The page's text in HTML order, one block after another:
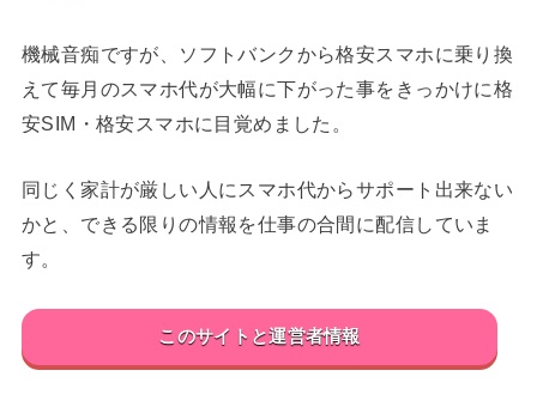
機械音痴ですが、ソフトバンクから格安スマホに乗り換
えて毎月のスマホ代が大幅に下がった事をきっかけに格
安SIM・格安スマホに目覚めました。
同じく家計が厳しい人にスマホ代からサポート出来ない
かと、できる限りの情報を仕事の合間に配信していま
す。
このサイトと運営者情報